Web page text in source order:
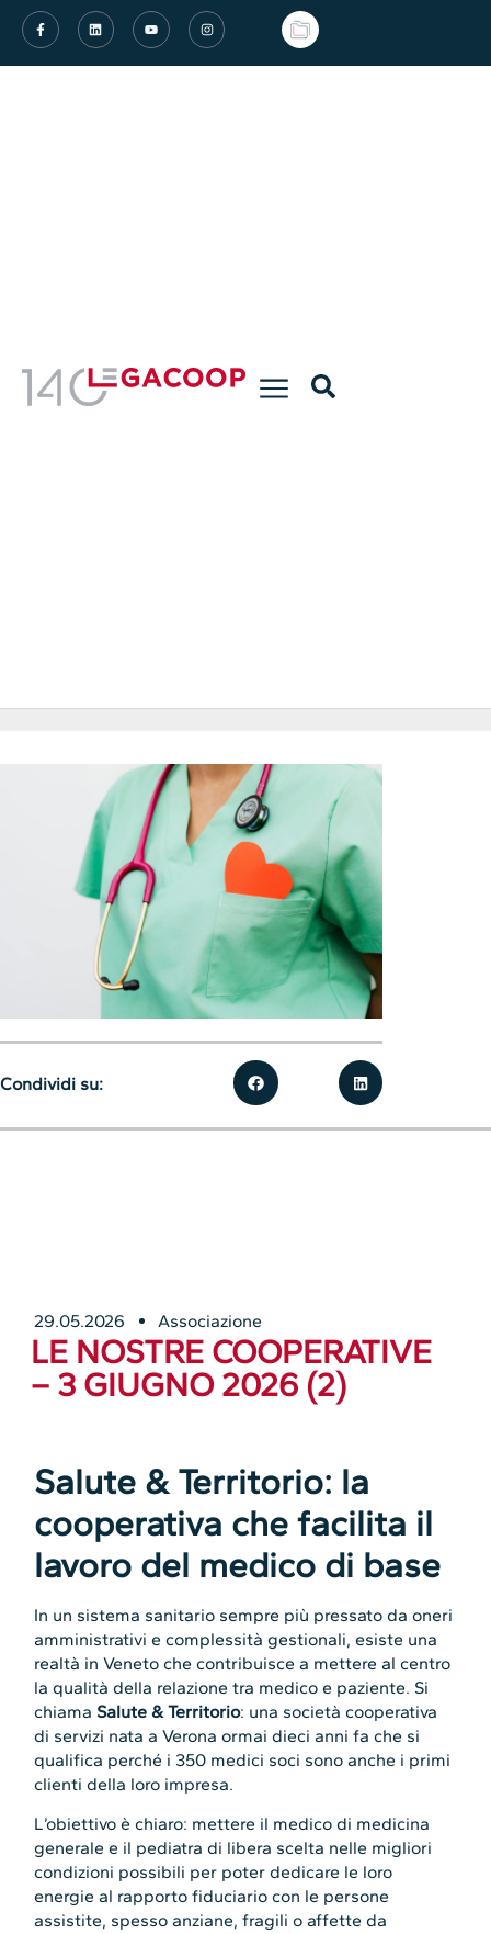
29.05.2026 Associazione
LE NOSTRE COOPERATIVE
– 3 GIUGNO 2026 (2)
Salute & Territorio: la
cooperativa che facilita il
lavoro del medico di base
In un sistema sanitario sempre più pressato da oneri
amministrativi e complessità gestionali, esiste una
realtà in Veneto che contribuisce a mettere al centro
la qualità della relazione tra medico e paziente. Si
chiama Salute & Territorio: una società cooperativa
di servizi nata a Verona ormai dieci anni fa che si
qualifica perché i 350 medici soci sono anche i primi
clienti della loro impresa.
L’obiettivo è chiaro: mettere il medico di medicina
generale e il pediatra di libera scelta nelle migliori
condizioni possibili per poter dedicare le loro
energie al rapporto fiduciario con le persone
assistite, spesso anziane, fragili o affette da
Condividi su: